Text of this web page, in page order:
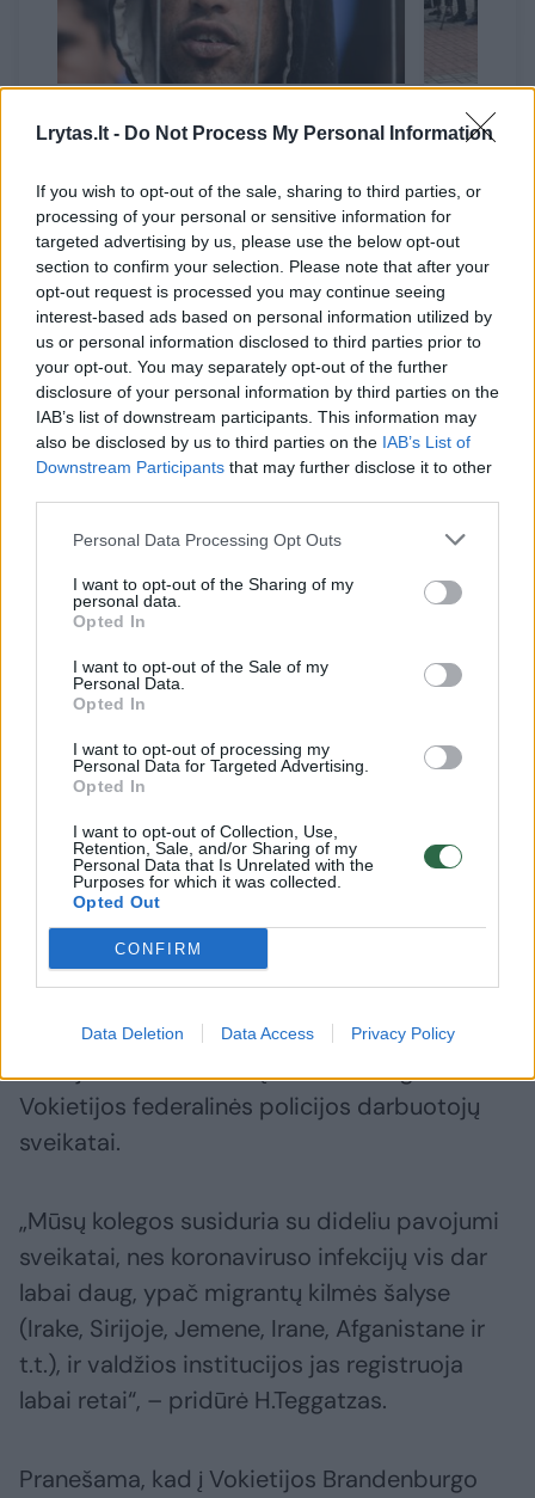
Lrytas.lt - Do Not Process My Personal Information
If you wish to opt-out of the sale, sharing to third parties, or
processing of your personal or sensitive information for
targeted advertising by us, please use the below opt-out
section to confirm your selection. Please note that after your
opt-out request is processed you may continue seeing
interest-based ads based on personal information utilized by
us or personal information disclosed to third parties prior to
your opt-out. You may separately opt-out of the further
disclosure of your personal information by third parties on the
IAB’s list of downstream participants. This information may
also be disclosed by us to third parties on the IAB’s List of
Downstream Participants that may further disclose it to other
Personal Data Processing Opt Outs
I want to opt-out of the Sharing of my
personal data.
Opted In
I want to opt-out of the Sale of my
Personal Data.
Opted In
I want to opt-out of processing my
Personal Data for Targeted Advertising.
Opted In
I want to opt-out of Collection, Use,
Retention, Sale, and/or Sharing of my
Personal Data that Is Unrelated with the
Purposes for which it was collected.
Opted Out
CONFIRM
Data Deletion Data Access Privacy Policy
prašymai grįžti į kilmės šalį
K.
kažkas
visko
Baltarusijos valstybės kontroliuojama kelionių
agentūra „Centrkurort“ migrantams išduoda
oficialius kvietimus atvykti į šalį, o didžiausia
pelno dalis tenka Minsko oro uostui,
tiesiogiai režimo lyderio Aliaksandro
Lukašenkos administracijai. Savo dalį taip
pat gauna Baltarusijos saugumo tarnybos,
įskaitant pasieniečius, kurie tiesiogiai
dalyvauja vežant migrantus į pasienio zoną.
Vokietijoje – raginimas įvesti kontrolę
Vokietijos federalinės policijos profesinės
sąjungos vadovas Heiko Teggatzas paragino
įvesti laikiną šalies sienos su Lenkija kontrolę.
Laiške vidaus reikalų ministrui Horstui
Seehoferiui jis teigė, kad laikina patikra
reikalinga dėl didelio neleistinų Vokietijos ir
Lenkijos sienos kirtimų skaičiaus ir grėsmės
Vokietijos federalinės policijos darbuotojų
sveikatai.
„Mūsų kolegos susiduria su dideliu pavojumi
sveikatai, nes koronaviruso infekcijų vis dar
labai daug, ypač migrantų kilmės šalyse
(Irake, Sirijoje, Jemene, Irane, Afganistane ir
t.t.), ir valdžios institucijos jas registruoja
labai retai“, – pridūrė H.Teggatzas.
Pranešama, kad į Vokietijos Brandenburgo